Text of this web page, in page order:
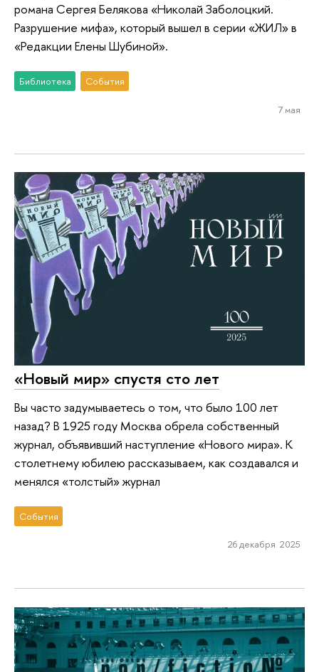
романа Сергея Белякова «Николай Заболоцкий.
Разрушение мифа», который вышел в серии «ЖИЛ» в
«Редакции Елены Шубиной».
Библиотека События
7 мая
«Новый мир» спустя сто лет
Вы часто задумываетесь о том, что было 100 лет
назад? В 1925 году Москва обрела собственный
журнал, объявивший наступление «Нового мира». К
столетнему юбилею рассказываем, как создавался и
менялся «толстый» журнал
События
26 декабря 2025